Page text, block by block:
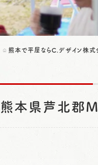
熊本で平屋ならC.デザイン株式
熊本県芦北郡